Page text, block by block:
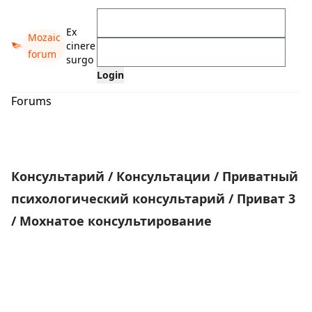
Mozaic
forum
Ex
cinere
surgo
Forums
Консультарий / Консультации / Приватный
психологический консультарий / Приват 3
/ Мохнатое консультирование